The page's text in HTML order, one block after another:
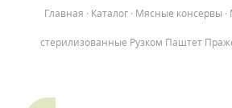
Главная · Каталог · Мясные консервы ·
стерилизованные Рузком Паштет